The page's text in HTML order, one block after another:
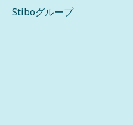
Stiboグループ